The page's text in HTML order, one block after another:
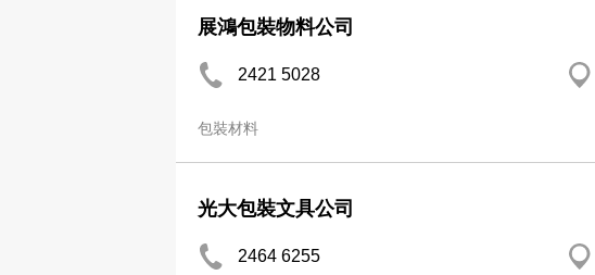
展鴻包裝物料公司
2421 5028
包裝材料
光大包裝文具公司
2464 6255